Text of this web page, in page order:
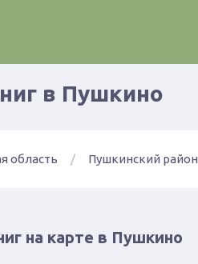
в Пушкино
область Пушкинский район
на карте в Пушкино